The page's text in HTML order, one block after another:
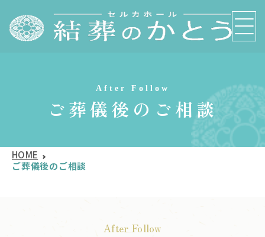
After Follow
ご葬儀後のご相談
HOME
ご葬儀後のご相談
After Follow